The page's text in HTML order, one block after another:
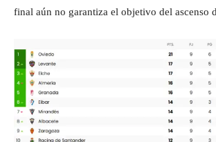
final aún no garantiza el objetivo del ascenso